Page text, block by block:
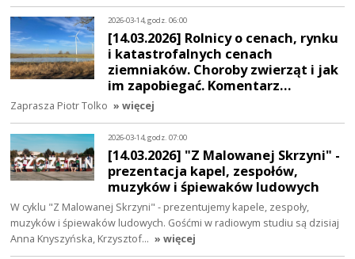
2026-03-14, godz. 06:00
[14.03.2026] Rolnicy o cenach, rynku
i katastrofalnych cenach
ziemniaków. Choroby zwierząt i jak
im zapobiegać. Komentarz…
Zaprasza Piotr Tolko » więcej
2026-03-14, godz. 07:00
[14.03.2026] "Z Malowanej Skrzyni" -
prezentacja kapel, zespołów,
muzyków i śpiewaków ludowych
W cyklu "Z Malowanej Skrzyni" - prezentujemy kapele, zespoły,
muzyków i śpiewaków ludowych. Gośćmi w radiowym studiu są dzisiaj
Anna Knyszyńska, Krzysztof… » więcej